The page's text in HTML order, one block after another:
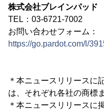
株式会社ブレインパッド
TEL：03-6721-7002
お問い合わせフォーム：
https://go.pardot.com/l/
＊本ニュースリリースに
は、それぞれ各社の商標
＊本ニュースリリースに